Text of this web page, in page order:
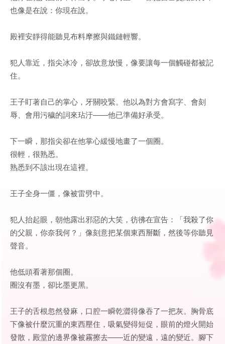
也像是在說：你現在說。
殿裡安靜得能聽見布料摩擦與鐵鏈輕響。
犯人靠近，指尖冰冷，卻故意放慢，像要讓每一個觸碰都被記
住。
王子盯著自己的掌心，牙關咬緊。他以為對方會寫字、會刻
辱、會用污穢的詞來玷汙——他已準備好承受。
下一瞬，那指尖卻在他掌心緩慢地畫了一個圈。
很輕，很熟悉。
熟悉到不該出現在這裡。
王子全身一僵，像被雷劈中。
犯人抬起眼，朝他露出邪惡的大笑，彷彿在宣告：「我殺了你
的父親，你奈我何？」像刻意把某個東西掰斷，然後等你聽見
聲音。
他低頭看著那個圈。
圈沒有墨，卻比墨更黑。
王子的舌根忽然發麻，口腔一瞬乾澀得像吞了一把灰。胸骨底
下像被什麼沉重的東西壓住，吸氣變得短促，眼前的燈火開始
發散，殿堂的邊界像被霧擦去——近的變遠，遠的變近。腳下